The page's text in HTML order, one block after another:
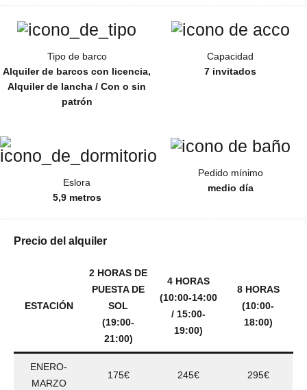
Tipo de barco
Alquiler de barcos con licencia,
Alquiler de lancha / Con o sin
patrón
Capacidad
7 invitados
Eslora
5,9 metros
Pedido mínimo
medio día
Precio del alquiler
ESTACIÓN
2 HORAS DE
PUESTA DE
SOL
(19:00-
21:00)
4 HORAS
(10:00-14:00
/ 15:00-
19:00)
8 HORAS
(10:00-
18:00)
ENERO-
MARZO
175€ 245€ 295€